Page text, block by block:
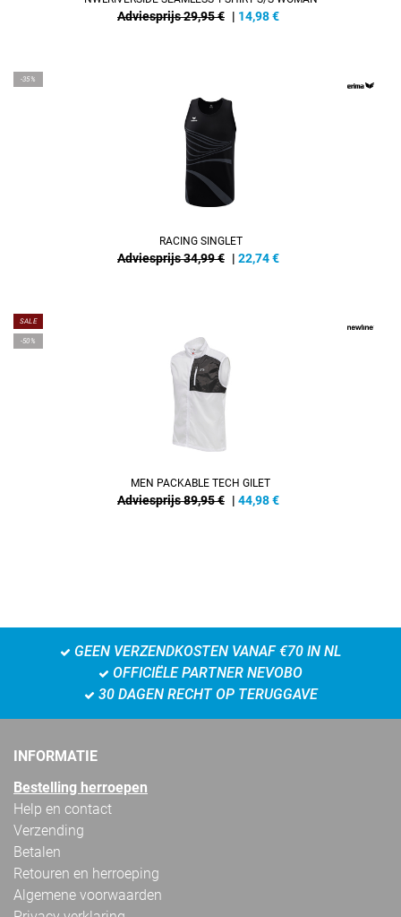
Adviesprijs 29,95 € | 14,98€
-35%
RACING SINGLET
Adviesprijs 34,99 € | 22,74€
SALE
-50%
MEN PACKABLE TECH GILET
Adviesprijs 89,95 € | 44,98€
GEEN VERZENDKOSTEN VANAF €70 IN NL
OFFICIËLE PARTNER NEVOBO
30 DAGEN RECHT OP TERUGGAVE
INFORMATIE
Bestelling herroepen
Help en contact
Verzending
Betalen
Retouren en herroeping
Algemene voorwaarden